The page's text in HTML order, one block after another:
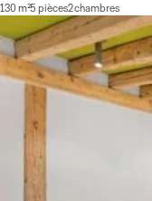
130 m²5 pièces2 chambres